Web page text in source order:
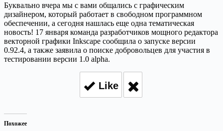
Буквально вчера мы с вами общались с графическим
дизайнером, который работает в свободном программном
обеспечении, а сегодня нашлась еще одна тематическая
новость! 17 января команда разработчиков мощного редактора
векторной графики Inkscape сообщила о запуске версии
0.92.4, а также заявила о поиске добровольцев для участия в
тестировании версии 1.0 alpha.
Like
Похожее